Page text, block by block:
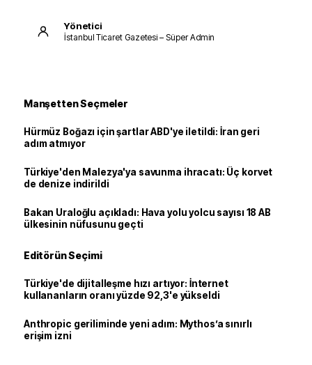
Yönetici
İstanbul Ticaret Gazetesi – Süper Admin
Manşetten Seçmeler
Hürmüz Boğazı için şartlar ABD'ye iletildi: İran geri
adım atmıyor
Türkiye'den Malezya'ya savunma ihracatı: Üç korvet
de denize indirildi
Bakan Uraloğlu açıkladı: Hava yolu yolcu sayısı 18 AB
ülkesinin nüfusunu geçti
Editörün Seçimi
Türkiye'de dijitalleşme hızı artıyor: İnternet
kullananların oranı yüzde 92,3'e yükseldi
Anthropic geriliminde yeni adım: Mythos’a sınırlı
erişim izni